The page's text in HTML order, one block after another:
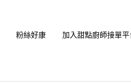
粉絲好康 加入甜點廚師接單平